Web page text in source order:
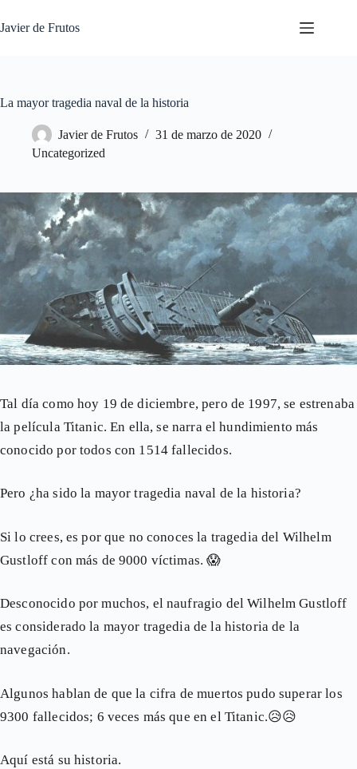
al
contenido
Javier de Frutos
La mayor tragedia naval de la historia
Javier de Frutos
31 de marzo de 2020
Uncategorized
Tal día como hoy 19 de diciembre, pero de 1997, se estrenaba
la película Titanic. En ella, se narra el hundimiento más
conocido por todos con 1514 fallecidos.
Pero ¿ha sido la mayor tragedia naval de la historia?
Si lo crees, es por que no conoces la tragedia del Wilhelm
Gustloff con más de 9000 víctimas.😱
Desconocido por muchos, el naufragio del Wilhelm Gustloff
es considerado la mayor tragedia de la historia de la
navegación.
Algunos hablan de que la cifra de muertos pudo superar los
9300 fallecidos; 6 veces más que en el Titanic.😥😥
Aquí está su historia.